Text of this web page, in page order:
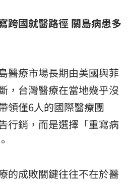
跨國就醫路徑 關島病患多
醫療市場長期由美國與菲
，台灣醫療在當地幾乎沒
領僅6人的國際醫療團
行銷，而是選擇「重寫病
的成敗關鍵往往不在於醫